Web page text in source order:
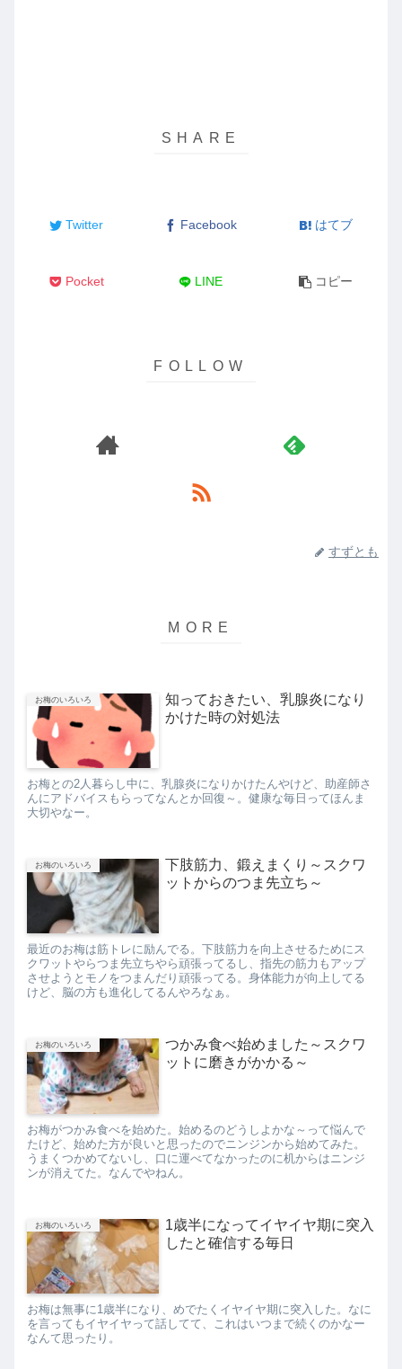
Twitter Facebook はてブ
Pocket LINE コピー
すずとも
お梅のいろいろ
知っておきたい、乳腺炎になり
かけた時の対処法
お梅との2人暮らし中に、乳腺炎になりかけたんやけど、助産師さ
んにアドバイスもらってなんとか回復～。健康な毎日ってほんま
大切やなー。
お梅のいろいろ
下肢筋力、鍛えまくり～スクワ
ットからのつま先立ち～
最近のお梅は筋トレに励んでる。下肢筋力を向上させるためにス
クワットやらつま先立ちやら頑張ってるし、指先の筋力もアップ
させようとモノをつまんだり頑張ってる。身体能力が向上してる
けど、脳の方も進化してるんやろなぁ。
お梅のいろいろ
つかみ食べ始めました～スクワ
ットに磨きがかかる～
お梅がつかみ食べを始めた。始めるのどうしよかな～って悩んで
たけど、始めた方が良いと思ったのでニンジンから始めてみた。
うまくつかめてないし、口に運べてなかったのに机からはニンジ
ンが消えてた。なんでやねん。
お梅のいろいろ
1歳半になってイヤイヤ期に突入
したと確信する毎日
お梅は無事に1歳半になり、めでたくイヤイヤ期に突入した。なに
を言ってもイヤイヤって話してて、これはいつまで続くのかなー
なんて思ったり。